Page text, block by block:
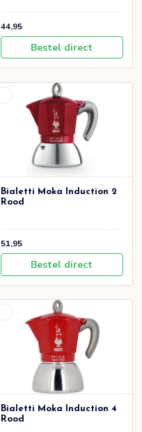
44,95
Bestel direct
Bialetti Moka Induction 2
Rood
51,95
Bestel direct
Bialetti Moka Induction 4
Rood